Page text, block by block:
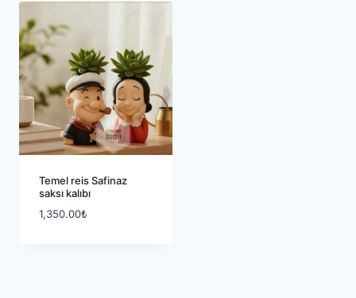
Temel reis Safinaz
saksı kalıbı
1,350.00₺